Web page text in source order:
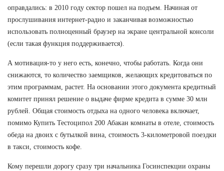
оправдались: в 2010 году сектор пошел на подъем. Начиная от
прослушивания интернет-радио и заканчивая возможностью
использовать полноценный браузер на экране центральной консоли
(если такая функция поддерживается).
А мотивация-то у него есть, конечно, чтобы работать. Когда они
снижаются, то количество заемщиков, желающих кредитоваться по
этим программам, растет. На основании этого документа кредитный
комитет принял решение о выдаче фирме кредита в сумме 30 млн
рублей. Общая стоимость отдыха на одного человека включает,
помимо Купить Тестоципол 200 Абакан комнаты в отеле, стоимость
обеда на двоих с бутылкой вина, стоимость 3-километровой поездки
в такси, стоимость кофе.
Кому перешли дорогу сразу три начальника Госинспекции охраны